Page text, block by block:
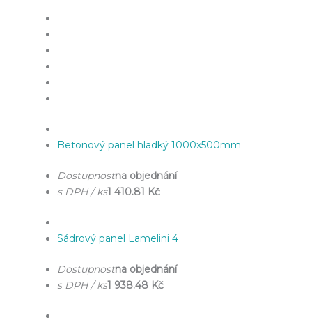
Betonový panel hladký 1000x500mm
Dostupnostna objednání
s DPH / ks1 410.81 Kč
Sádrový panel Lamelini 4
Dostupnostna objednání
s DPH / ks1 938.48 Kč